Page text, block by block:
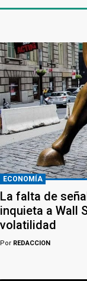
ECONOMÍA
La falta de
inquieta a Wall
volatilidad
Por REDACCION